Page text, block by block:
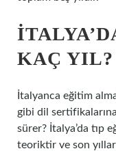
KAÇ YIL?
İtalyanca eğitim
gibi dil
sürer? İtalya’da tıp
teoriktir ve son